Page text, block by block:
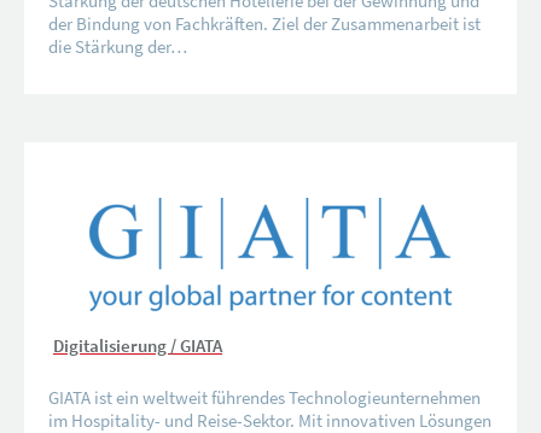
der Bindung von Fachkräften. Ziel der Zusammenarbeit ist
die Stärkung der…
Digitalisierung / GIATA
GIATA ist ein weltweit führendes Technologieunternehmen
im Hospitality- und Reise-Sektor. Mit innovativen Lösungen